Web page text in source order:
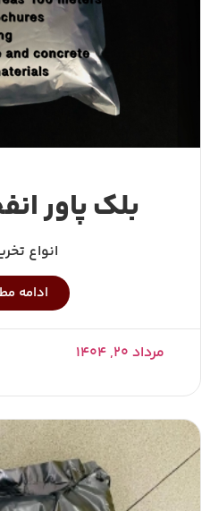
بلک پاور
انواع
ادامه
مرداد ۲۰, ۱۴۰۴